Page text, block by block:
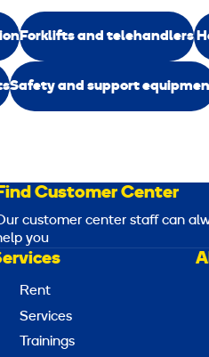
Forklifts and telehandlers
Safety and support
Customer Center
customer center staff can
you
Rent
Services
Trainings